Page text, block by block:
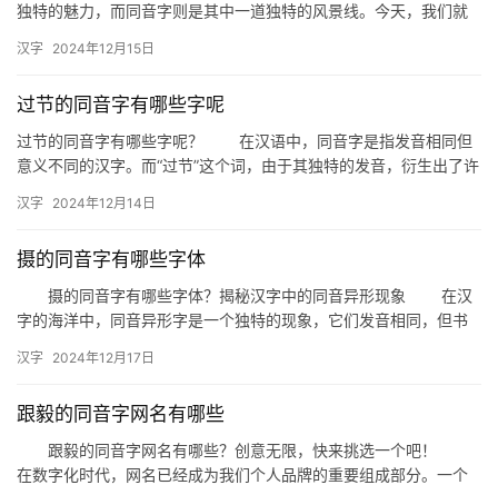
独特的魅力，而同音字则是其中一道独特的风景线。今天，我们就
汉字 2024年12月15日
过节的同音字有哪些字呢
过节的同音字有哪些字呢？ 在汉语中，同音字是指发音相同但
意义不同的汉字。而“过节”这个词，由于其独特的发音，衍生出了许
汉字 2024年12月14日
摄的同音字有哪些字体
摄的同音字有哪些字体？揭秘汉字中的同音异形现象 在汉
字的海洋中，同音异形字是一个独特的现象，它们发音相同，但书
…
汉字 2024年12月17日
跟毅的同音字网名有哪些
跟毅的同音字网名有哪些？创意无限，快来挑选一个吧！
在数字化时代，网名已经成为我们个人品牌的重要组成部分。一个